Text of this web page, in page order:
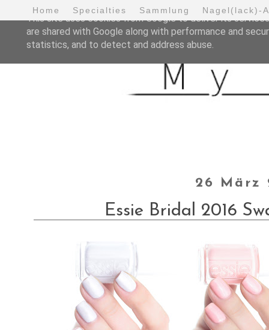
Home Specialties Sammlung Nagel(lack)-
26 März
Essie Bridal 2016
This site uses cookies from Google to deliver its
are shared with Google along with performance and
statistics, and to detect and address abuse.